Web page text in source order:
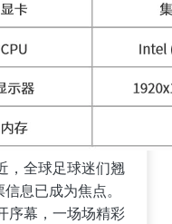
，全球足球迷们翘
息已成为焦点。
序幕，一场场精彩